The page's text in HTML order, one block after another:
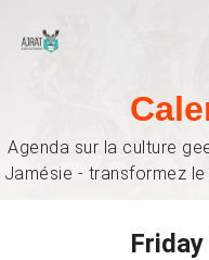
Agenda sur la culture
Jamésie - transformez